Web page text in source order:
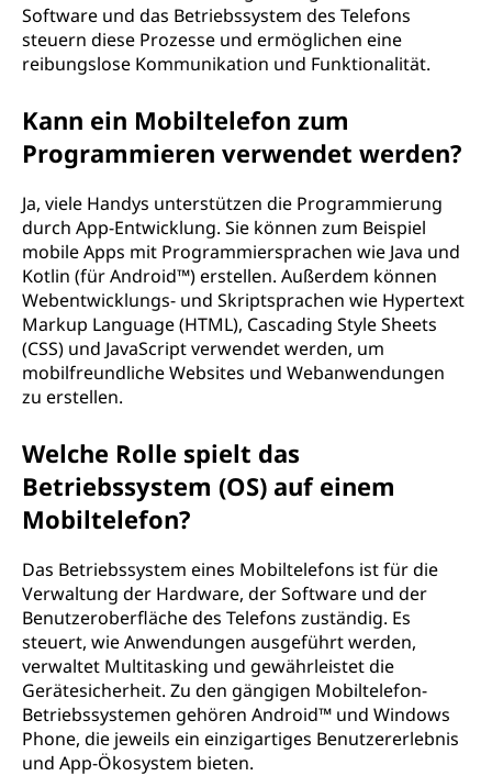
Software und das Betriebssystem des Telefons
steuern diese Prozesse und ermöglichen eine
reibungslose Kommunikation und Funktionalität.
Kann ein Mobiltelefon zum
Programmieren verwendet werden?
Ja, viele Handys unterstützen die Programmierung
durch App-Entwicklung. Sie können zum Beispiel
mobile Apps mit Programmiersprachen wie Java und
Kotlin (für Android™) erstellen. Außerdem können
Webentwicklungs- und Skriptsprachen wie Hypertext
Markup Language (HTML), Cascading Style Sheets
(CSS) und JavaScript verwendet werden, um
mobilfreundliche Websites und Webanwendungen
zu erstellen.
Welche Rolle spielt das
Betriebssystem (OS) auf einem
Mobiltelefon?
Das Betriebssystem eines Mobiltelefons ist für die
Verwaltung der Hardware, der Software und der
Benutzeroberfläche des Telefons zuständig. Es
steuert, wie Anwendungen ausgeführt werden,
verwaltet Multitasking und gewährleistet die
Gerätesicherheit. Zu den gängigen Mobiltelefon-
Betriebssystemen gehören Android™ und Windows
Phone, die jeweils ein einzigartiges Benutzererlebnis
und App-Ökosystem bieten.